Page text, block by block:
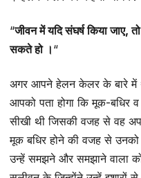
“जीवन में यदि संघर्ष किया जाए,
सकते हो । “
अगर आपने हेलन केलर के बारे में
आपको पता होगा कि मूक-बधिर
सीखी थी जिसकी वजह से वह
मूक बधिर होने की वजह से उनको
उन्हें समझने और समझाने वाला